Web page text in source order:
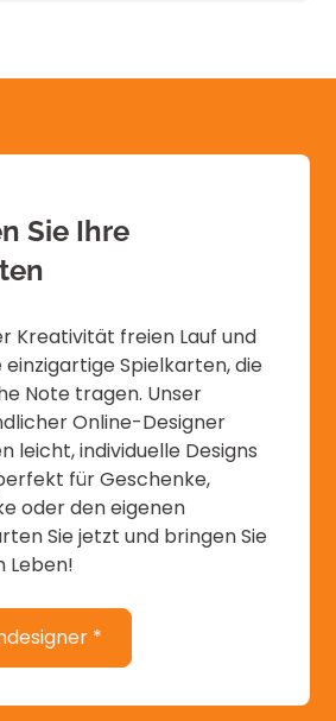
Sie Ihre
Kreativität freien Lauf und
Spielkarten, die
Note tragen. Unser
Online-Designer
leicht, individuelle Designs
für Geschenke,
oder den eigenen
Sie jetzt und bringen Sie
Leben!
*